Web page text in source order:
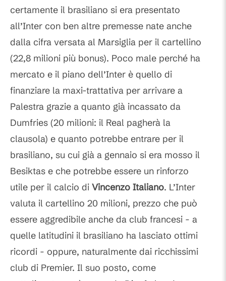
certamente il brasiliano si era presentato
all’Inter con ben altre premesse nate anche
dalla cifra versata al Marsiglia per il cartellino
(22,8 milioni più bonus). Poco male perché ha
mercato e il piano dell’Inter è quello di
finanziare la maxi-trattativa per arrivare a
Palestra grazie a quanto già incassato da
Dumfries (20 milioni: il Real pagherà la
clausola) e quanto potrebbe entrare per il
brasiliano, su cui già a gennaio si era mosso il
Besiktas e che potrebbe essere un rinforzo
utile per il calcio di Vincenzo Italiano. L’Inter
valuta il cartellino 20 milioni, prezzo che può
essere aggredibile anche da club francesi - a
quelle latitudini il brasiliano ha lasciato ottimi
ricordi - oppure, naturalmente dai ricchissimi
club di Premier. Il suo posto, come